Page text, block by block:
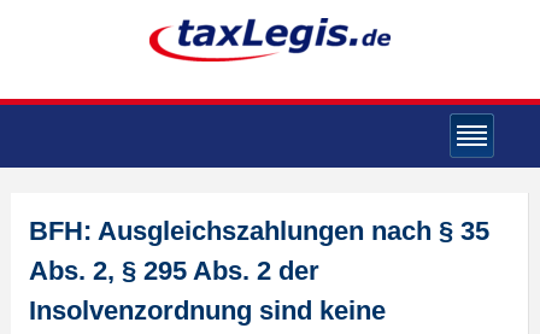
BFH: Ausgleichszahlungen nach § 35
Abs. 2, § 295 Abs. 2 der
Insolvenzordnung sind keine